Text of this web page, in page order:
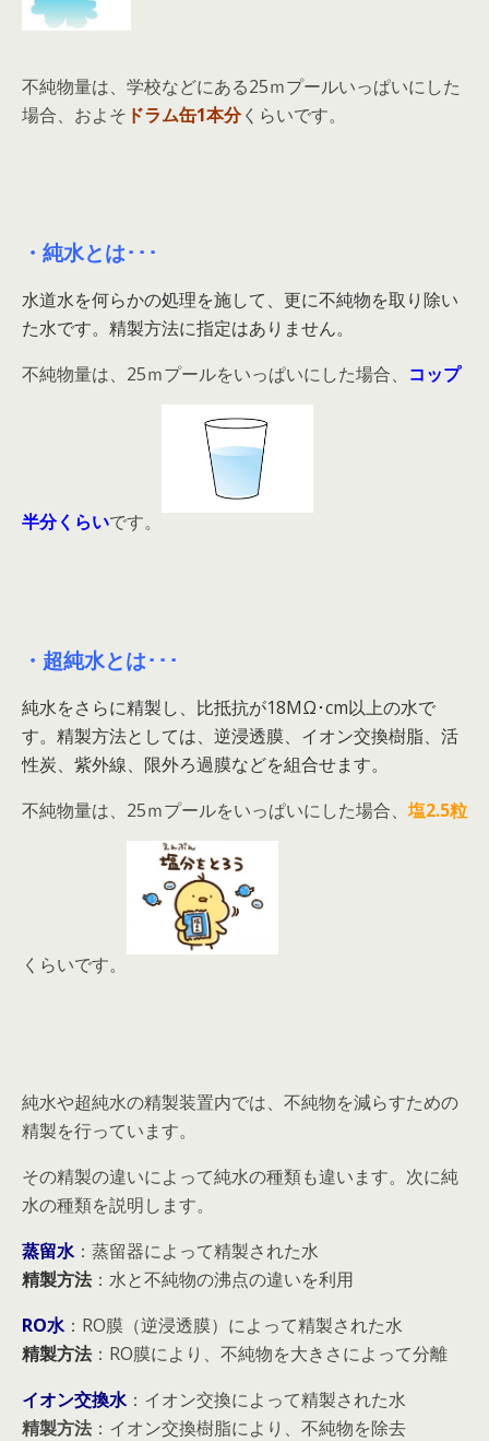
不純物量は、学校などにある25ｍプールいっぱいにした
場合、およそ ドラム缶1本分くらいです。
・純水とは･･･
水道水を何らかの処理を施して、更に不純物を取り除い
た水です。精製方法に指定はありません。
不純物量は、25ｍプールをいっぱいにした場合、 コップ
半分くらいです。
・超純水とは･･･
純水をさらに精製し、比抵抗が18MΩ･cm以上の水で
す。精製方法としては、逆浸透膜、イオン交換樹脂、活
性炭、紫外線、限外ろ過膜などを組合せます。
不純物量は、25ｍプールをいっぱいにした場合、 塩2.5粒
くらいです。
純水や超純水の精製装置内では、不純物を減らすための
精製を行っています。
その精製の違いによって純水の種類も違います。次に純
水の種類を説明します。
蒸留水：蒸留器によって精製された水
精製方法：水と不純物の沸点の違いを利用
RO水：RO膜（逆浸透膜）によって精製された水
精製方法：RO膜により、不純物を大きさによって分離
イオン交換水：イオン交換によって精製された水
精製方法 ：イオン交換樹脂により、不純物を除去